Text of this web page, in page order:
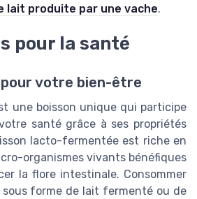
lait produite par une vache.
pour la santé
votre bien-être
une boisson unique qui participe
santé grâce à ses propriétés
lacto-fermentée est riche en
organismes vivants bénéfiques
la flore intestinale. Consommer
forme de lait fermenté ou de